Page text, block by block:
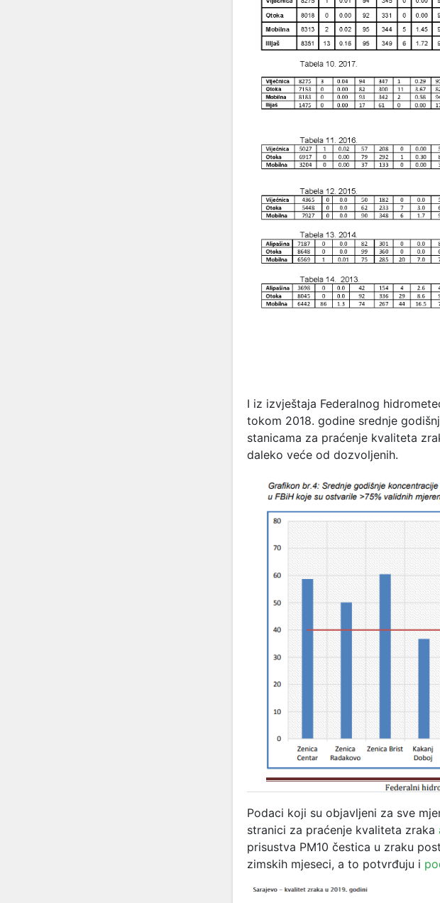
I iz izvještaja Federalnog
tokom 2018. godine srednje
stanicama za praćenje kvaliteta
daleko veće od dozvoljenih.
Podaci koji su objavljeni za sve
stranici za praćenje kvaliteta zraka
prisustva PM10 čestica u zraku
zimskih mjeseci, a to potvrđuju i